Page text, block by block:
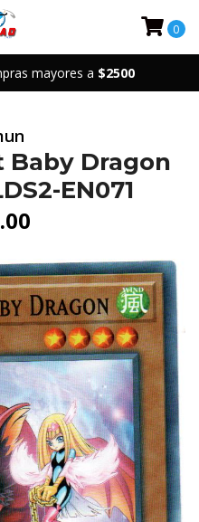
mayores a $2500
0
Baby Dragon
EN071